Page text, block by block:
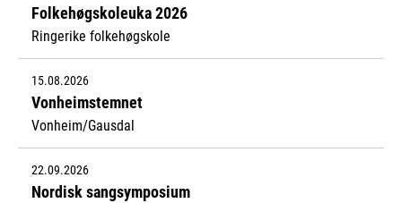
Folkehøgskoleuka 2026
Ringerike folkehøgskole
15.08.2026
Vonheimstemnet
Vonheim/Gausdal
22.09.2026
Nordisk sangsymposium